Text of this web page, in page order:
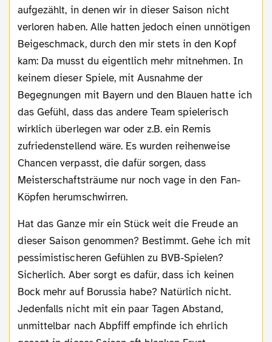
aufgezählt, in denen wir in dieser Saison nicht
verloren haben. Alle hatten jedoch einen unnötigen
Beigeschmack, durch den mir stets in den Kopf
kam: Da musst du eigentlich mehr mitnehmen. In
keinem dieser Spiele, mit Ausnahme der
Begegnungen mit Bayern und den Blauen hatte ich
das Gefühl, dass das andere Team spielerisch
wirklich überlegen war oder z.B. ein Remis
zufriedenstellend wäre. Es wurden reihenweise
Chancen verpasst, die dafür sorgen, dass
Meisterschaftsträume nur noch vage in den Fan-
Köpfen herumschwirren.
Hat das Ganze mir ein Stück weit die Freude an
dieser Saison genommen? Bestimmt. Gehe ich mit
pessimistischeren Gefühlen zu BVB-Spielen?
Sicherlich. Aber sorgt es dafür, dass ich keinen
Bock mehr auf Borussia habe? Natürlich nicht.
Jedenfalls nicht mit ein paar Tagen Abstand,
unmittelbar nach Abpfiff empfinde ich ehrlich